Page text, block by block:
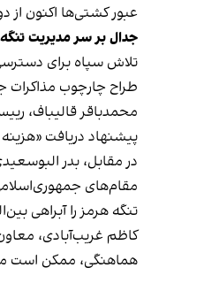
عبور کشتی‌ها اکنون از
جدال بر سر مدیریت
تلاش سپاه برای
طراح چارچوب مذاکرات
محمدباقر قالیباف،
پیشنهاد دریافت
در مقابل، بدر
تنگه هرمز را آبراهی
کاظم غریب‌آبادی،
هماهنگی، ممکن است